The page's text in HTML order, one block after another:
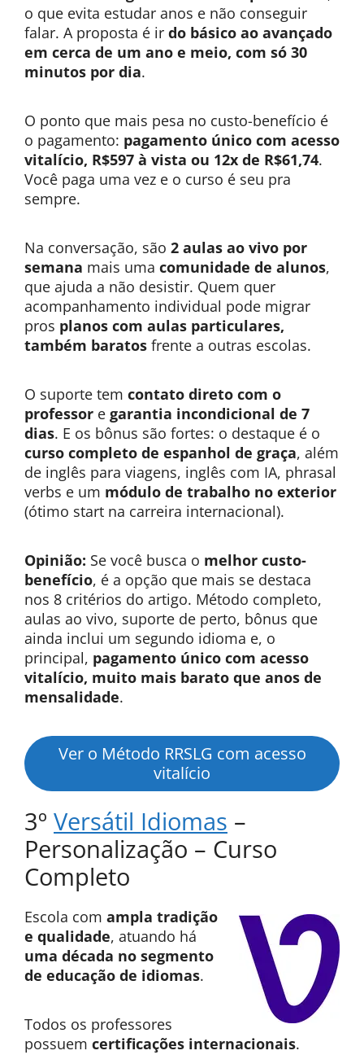
o que evita estudar anos e não conseguir
falar. A proposta é ir do básico ao avançado
em cerca de um ano e meio, com só 30
minutos por dia.
O ponto que mais pesa no custo-benefício é
o pagamento: pagamento único com acesso
vitalício, R$597 à vista ou 12x de R$61,74.
Você paga uma vez e o curso é seu pra
sempre.
Na conversação, são 2 aulas ao vivo por
semana mais uma comunidade de alunos,
que ajuda a não desistir. Quem quer
acompanhamento individual pode migrar
pros planos com aulas particulares,
também baratos frente a outras escolas.
O suporte tem contato direto com o
professor e garantia incondicional de 7
dias. E os bônus são fortes: o destaque é o
curso completo de espanhol de graça, além
de inglês para viagens, inglês com IA, phrasal
verbs e um módulo de trabalho no exterior
(ótimo start na carreira internacional).
Opinião: Se você busca o melhor custo-
benefício, é a opção que mais se destaca
nos 8 critérios do artigo. Método completo,
aulas ao vivo, suporte de perto, bônus que
ainda inclui um segundo idioma e, o
principal, pagamento único com acesso
vitalício, muito mais barato que anos de
mensalidade.
Ver o Método RRSLG com acesso
vitalício
3º Versátil Idiomas –
Personalização – Curso
Completo
Escola com ampla tradição
e qualidade, atuando há
uma década no segmento
de educação de idiomas.
Todos os professores
possuem certificações internacionais.